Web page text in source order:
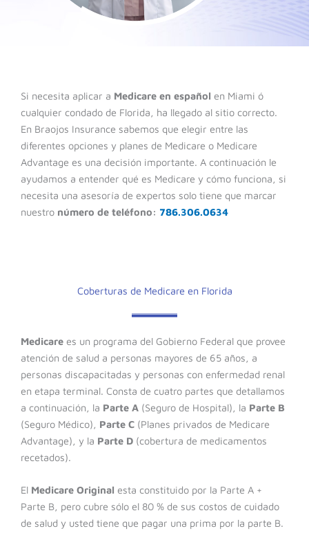
Si necesita aplicar a Medicare en español en Miami ó
cualquier condado de Florida, ha llegado al sitio correcto.
En Braojos Insurance sabemos que elegir entre las
diferentes opciones y planes de Medicare o Medicare
Advantage es una decisión importante. A continuación le
ayudamos a entender qué es Medicare y cómo funciona, si
necesita una asesoría de expertos solo tiene que marcar
nuestro número de teléfono: 786.306.0634
Coberturas de Medicare en Florida
Medicare es un programa del Gobierno Federal que provee
atención de salud a personas mayores de 65 años, a
personas discapacitadas y personas con enfermedad renal
en etapa terminal. Consta de cuatro partes que detallamos
a continuación, la Parte A (Seguro de Hospital), la Parte B
(Seguro Médico), Parte C (Planes privados de Medicare
Advantage), y la Parte D (cobertura de medicamentos
recetados).
El Medicare Original esta constituido por la Parte A +
Parte B, pero cubre sólo el 80 % de sus costos de cuidado
de salud y usted tiene que pagar una prima por la parte B.